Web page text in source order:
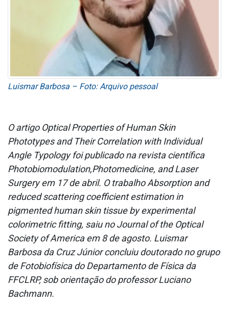
Luismar Barbosa – Foto: Arquivo pessoal
O artigo Optical Properties of Human Skin
Phototypes and Their Correlation with Individual
Angle Typology foi publicado na revista científica
Photobiomodulation,Photomedicine, and Laser
Surgery em 17 de abril. O trabalho Absorption and
reduced scattering coefficient estimation in
pigmented human skin tissue by experimental
colorimetric fitting, saiu no Journal of the Optical
Society of America em 8 de agosto. Luismar
Barbosa da Cruz Júnior concluiu doutorado no grupo
de Fotobiofísica do Departamento de Física da
FFCLRP, sob orientação do professor Luciano
Bachmann.